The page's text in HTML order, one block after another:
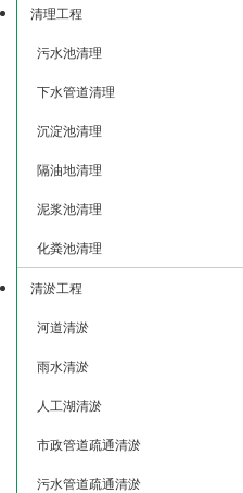
清理工程
污水池清理
下水管道清理
沉淀池清理
隔油地清理
泥浆池清理
化粪池清理
清淤工程
河道清淤
雨水清淤
人工湖清淤
市政管道疏通清淤
污水管道疏通清淤